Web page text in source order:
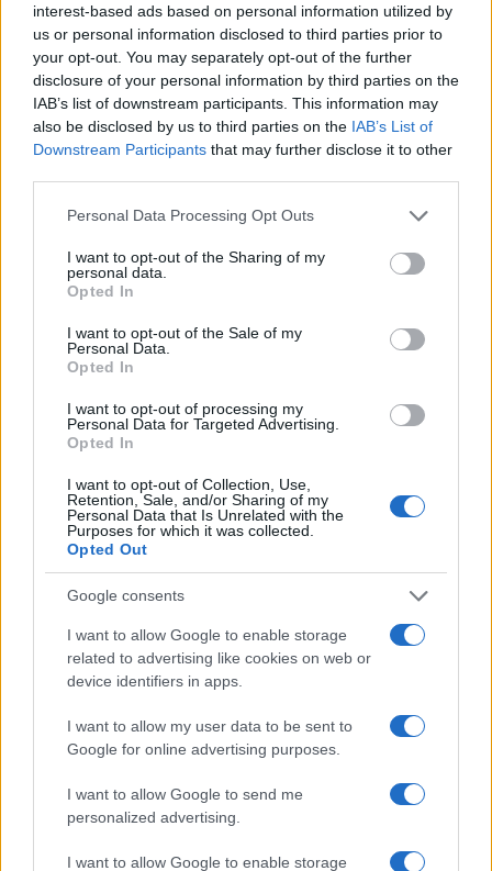
interest-based ads based on personal information utilized by
us or personal information disclosed to third parties prior to
your opt-out. You may separately opt-out of the further
disclosure of your personal information by third parties on the
IAB’s list of downstream participants. This information may
also be disclosed by us to third parties on the IAB’s List of
Downstream Participants that may further disclose it to other
Please note that this website/app uses one or more Google
not limited to your visit or usage behaviour. You may click to
grant or deny consent to Google and its third-party tags to
use your data for below specified purposes in below Google
consent section.
Personal Data Processing Opt Outs
I want to opt-out of the Sharing of my
personal data.
Opted In
I want to opt-out of the Sale of my
Personal Data.
Opted In
I want to opt-out of processing my
Personal Data for Targeted Advertising.
Opted In
I want to opt-out of Collection, Use,
Retention, Sale, and/or Sharing of my
Personal Data that Is Unrelated with the
Purposes for which it was collected.
Opted Out
Google consents
I want to allow Google to enable storage
related to advertising like cookies on web or
device identifiers in apps.
I want to allow my user data to be sent to
Google for online advertising purposes.
I want to allow Google to send me
personalized advertising.
I want to allow Google to enable storage
Ricevi le nostre ultime news
daGoogle News
Condividi l'articolo
F
a
ce
b
o
o
k
T
w
it
te
r
Pi
n
re
st
W
h
s
p
p
S
h
re
Prossimo articolo
NOTIZIE RECENTI
Sangue, musica e solidarietà con Avis Olbia al
Delta Center
Meteo Olbia 9 agosto, temperature in calo
Salmo finisce in ospedale a Catania, ma il tour
Jovanotti, Gabry Ponte e Alfa: Olbia ombelico del
mondo per una notte
Giorgia Meloni a La Maddalena, la vicesindaco: